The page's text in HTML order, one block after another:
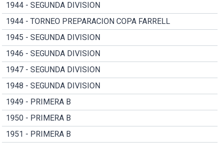
1944 - SEGUNDA DIVISION
1944 - TORNEO PREPARACION COPA FARRELL
1945 - SEGUNDA DIVISION
1946 - SEGUNDA DIVISION
1947 - SEGUNDA DIVISION
1948 - SEGUNDA DIVISION
1949 - PRIMERA B
1950 - PRIMERA B
1951 - PRIMERA B